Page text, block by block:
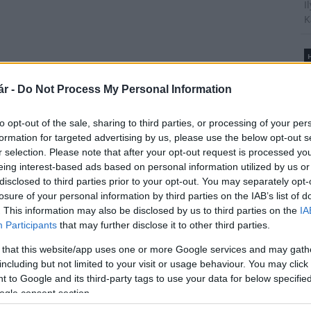
- Do Not Process My Personal Information
opt-out of the sale, sharing to third parties, or processing of your
for targeted advertising by us, please use the below opt-out
selection. Please note that after your opt-out request is processed
interest-based ads based on personal information utilized by us
to third parties prior to your opt-out. You may separately
of your personal information by third parties on the IAB’s list of
This information may also be disclosed by us to third parties on the
Participants that may further disclose it to other third parties.
that this website/app uses one or more Google services and may
but not limited to your visit or usage behaviour. You may
to Google and its third-party tags to use your data for below
consent section.
M1 bővítés: már zajlik a teljesen új
Új gyalogosátkelők és jelzőlámpás
csomópont épül Angyalföldön
Hódmezővásárhely jó hírű
református iskoláját